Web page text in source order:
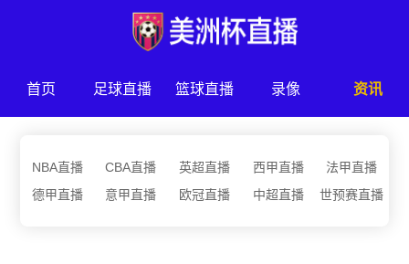
首页 足球直播 篮球直播 录像 资讯
NBA直播 CBA直播 英超直播 西甲直播
法甲直播
德甲直播
意甲直播 欧冠直播 中超直播 世预赛直播